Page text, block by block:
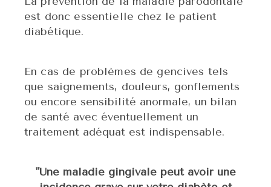
est donc essentielle chez le patient
diabétique.
En cas de problèmes de gencives tels
que saignements, douleurs, gonflements
ou encore sensibilité anormale, un bilan
de santé avec éventuellement un
traitement adéquat est indispensable.
"Une maladie gingivale peut avoir une